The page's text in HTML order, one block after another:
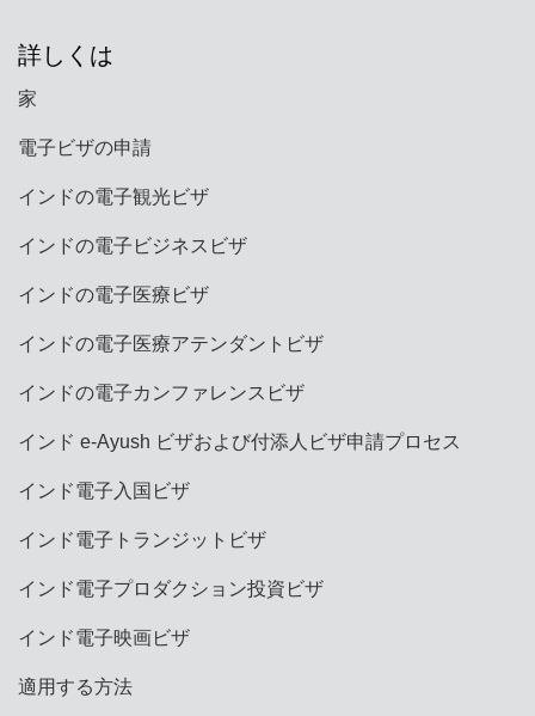
詳しくは
家
電子ビザの申請
インドの電子観光ビザ
インドの電子ビジネスビザ
インドの電子医療ビザ
インドの電子医療アテンダントビザ
インドの電子カンファレンスビザ
インド e-Ayush ビザおよび付添人ビザ申請プロセス
インド電子入国ビザ
インド電子トランジットビザ
インド電子プロダクション投資ビザ
インド電子映画ビザ
適用する方法